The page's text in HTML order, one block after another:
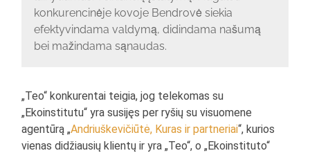
konkurencinėje kovoje Bendrovė siekia
efektyvindama valdymą, didindama našumą
bei mažindama sąnaudas.
„Teo“ konkurentai teigia, jog telekomas su
„Ekoinstitutu“ yra susijęs per ryšių su visuomene
agentūrą „Andriuškevičiūtė, Kuras ir partneriai“, kurios
vienas didžiausių klientų ir yra „Teo“, o „Ekoinstituto“